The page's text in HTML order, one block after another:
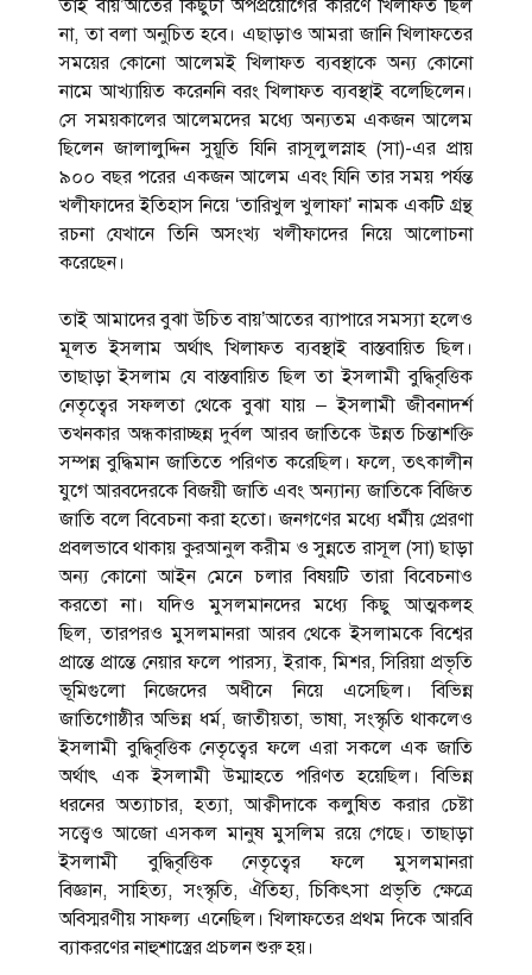
তাই বায়’আতের কিছুটা অপপ্রয়োগের কারণে খিলাফত ছিল
না, তা বলা অনুচিত হবে। এছাড়াও আমরা জানি খিলাফতের
সময়ের কোনো আলেমই খিলাফত ব্যবস্থাকে অন্য কোনো
নামে আখ্যায়িত করেননি বরং খিলাফত ব্যবস্থাই বলেছিলেন।
সে সময়কালের আলেমদের মধ্যে অন্যতম একজন আলেম
ছিলেন জালালুদ্দিন সুয়ূতি যিনি রাসূলুলস্নাহ (সা)-এর প্রায়
৯০০ বছর পরের একজন আলেম এবং যিনি তার সময় পর্যন্ত
খলীফাদের ইতিহাস নিয়ে ‘তারিখুল খুলাফা’ নামক একটি গ্রন্থ
রচনা যেখানে তিনি অসংখ্য খলীফাদের নিয়ে আলোচনা
করেছেন।
তাই আমাদের বুঝা উচিত বায়’আতের ব্যাপারে সমস্যা হলেও
মূলত ইসলাম অর্থাৎ খিলাফত ব্যবস্থাই বাস্তবায়িত ছিল।
তাছাড়া ইসলাম যে বাস্তবায়িত ছিল তা ইসলামী বুদ্ধিবৃত্তিক
নেতৃত্বের সফলতা থেকে বুঝা যায় – ইসলামী জীবনাদর্শ
তখনকার অন্ধকারাচ্ছন্ন দুর্বল আরব জাতিকে উন্নত চিন্তাশক্তি
সম্পন্ন বুদ্ধিমান জাতিতে পরিণত করেছিল। ফলে, তৎকালীন
যুগে আরবদেরকে বিজয়ী জাতি এবং অন্যান্য জাতিকে বিজিত
জাতি বলে বিবেচনা করা হতো। জনগণের মধ্যে ধর্মীয় প্রেরণা
প্রবলভাবে থাকায় কুরআনুল করীম ও সুন্নতে রাসূল (সা) ছাড়া
অন্য কোনো আইন মেনে চলার বিষয়টি তারা বিবেচনাও
করতো না। যদিও মুসলমানদের মধ্যে কিছু আত্মকলহ
ছিল, তারপরও মুসলমানরা আরব থেকে ইসলামকে বিশ্বের
প্রান্তে প্রান্তে নেয়ার ফলে পারস্য, ইরাক, মিশর, সিরিয়া প্রভৃতি
ভূমিগুলো নিজেদের অধীনে নিয়ে এসেছিল। বিভিন্ন
জাতিগোষ্ঠীর অভিন্ন ধর্ম, জাতীয়তা, ভাষা, সংস্কৃতি থাকলেও
ইসলামী বুদ্ধিবৃত্তিক নেতৃত্বের ফলে এরা সকলে এক জাতি
অর্থাৎ এক ইসলামী উম্মাহতে পরিণত হয়েছিল। বিভিন্ন
ধরনের অত্যাচার, হত্যা, আক্বীদাকে কলুষিত করার চেষ্টা
সত্ত্বেও আজো এসকল মানুষ মুসলিম রয়ে গেছে। তাছাড়া
ইসলামী বুদ্ধিবৃত্তিক নেতৃত্বের ফলে মুসলমানরা
বিজ্ঞান, সাহিত্য, সংস্কৃতি, ঐতিহ্য, চিকিৎসা প্রভৃতি ক্ষেত্রে
অবিস্মরণীয় সাফল্য এনেছিল। খিলাফতের প্রথম দিকে আরবি
ব্যাকরণের নাহুশাস্ত্রের প্রচলন শুরু হয়।